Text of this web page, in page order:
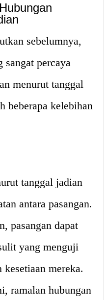
sebelumnya,
sangat percaya
menurut tanggal
beberapa kelebihan
tanggal jadian
antara pasangan.
pasangan dapat
yang menguji
kesetiaan mereka.
ramalan hubungan